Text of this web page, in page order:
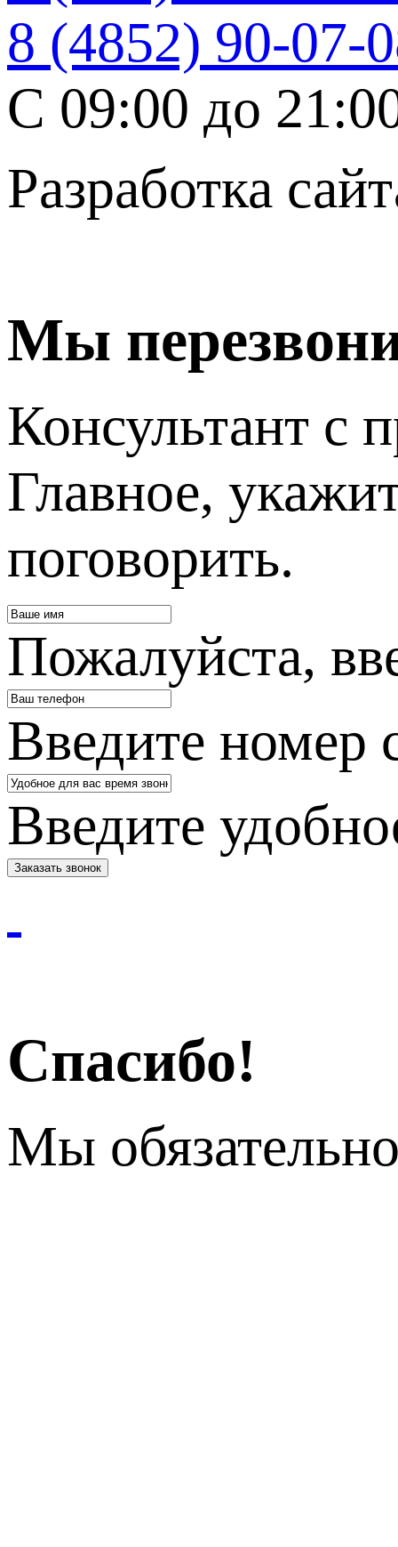
8 (4852) 90-07-
C 09:00 до
Разработка
Мы
Консультант с
Главное,
поговорить.
Пожалуйста,
Введите номер
Введите
Спасибо!
Мы